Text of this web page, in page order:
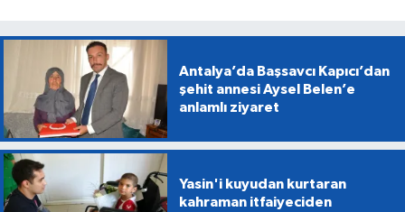
Antalya’da Başsavcı Kapıcı’dan
şehit annesi Aysel Belen’e
anlamlı ziyaret
Yasin'i kuyudan kurtaran
kahraman itfaiyeciden